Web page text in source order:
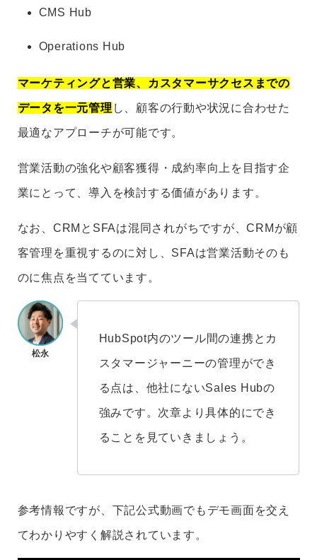
CMS Hub
Operations Hub
マーケティングと営業、カスタマーサクセスまでの
データを一元管理 し、顧客の行動や状況に合わせた
最適なアプローチが可能です。
営業活動の強化や顧客獲得・成約率向上を目指す企
業にとって、導入を検討する価値があります。
なお、CRMとSFAは混同されがちですが、CRMが顧
客管理を重視するのに対し、SFAは営業活動そのも
のに焦点を当てています。
HubSpot内のツール間の連携とカ
スタマージャーニーの管理ができ
る点は、他社にないSales Hubの
強みです。次章より具体的にでき
ることを見ていきましょう。
参考情報ですが、下記公式動画でもデモ画面を交え
てわかりやすく解説されています。